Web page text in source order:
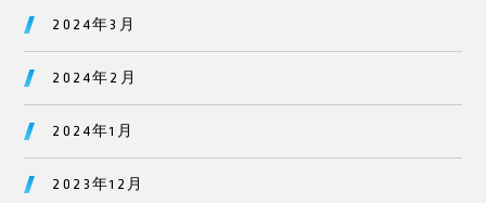
2024年3月
2024年2月
2024年1月
2023年12月